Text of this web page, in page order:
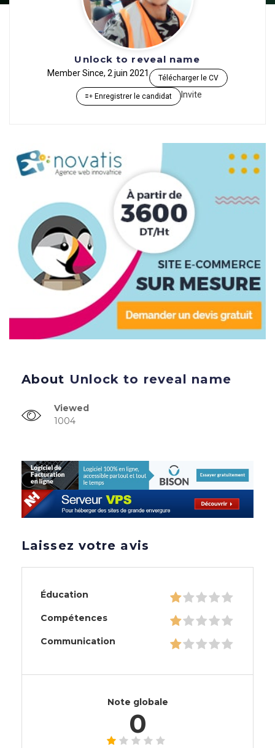
Unlock to reveal name
Member Since, 2 juin 2021 Télécharger le CV
Enregistrer le candidat Invite
About Unlock to reveal name
Viewed
1004
Laissez votre avis
Éducation
Compétences
Communication
Note globale
0